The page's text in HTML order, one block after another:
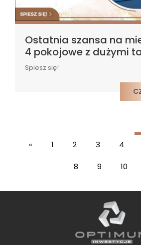
Ostatnia szansa na
4 pokojowe z dużymi
Spiesz się!
« 1 2 3 4
8 9 10